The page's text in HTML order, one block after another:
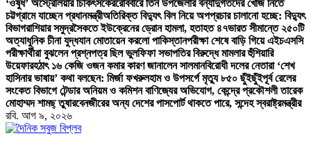
‘ওষুধ’ অস্ট্রেলিয়ার চিকিৎসকেররোববারে তিন উপজেলার বন্যাদুর্গতদের খোঁজ নিতে
চট্টগ্রামে যাচ্ছেন প্রধানমন্ত্রীঅতিরিক্ত বিদ্যুৎ বিল নিয়ে অপপ্রচার চালানো হচ্ছে: বিদ্যুৎ
বিভাগরাশিয়ার সমুদ্রসৈকতে ইউক্রেনের ড্রোন হামলা, হতাহত ৪৭ভারত সীমান্তে ২৫০টি
অত্যাধুনিক চীনা যুদ্ধযান মোতায়েন করলো পাকিস্তানপরীক্ষা শেষে বাড়ি গিয়ে এইচএসসি
পরীক্ষার্থীরা বুঝলেন প্রশ্নপত্র ছিল ভুলফিফা সভাপতির বিরুদ্ধে মামলার হুঁশিয়ারি
উয়েফারহঠাৎ ১৬ কেজি ওজন কমার কারণ জানালেন সালমানবিরোধী দলের নেতারা ‘শেখ
হাসিনার ভাষায়’ কথা বলছেন: মির্জা ফখরুলহাম ও উপসর্গে মৃত্যু ৮৫০ ছুঁইছুঁইপূর্ব রেলের
সংকেত বিভাগে টেন্ডার অনিয়ম ও কমিশন বাণিজ্যের অভিযোগ, কেন্দ্রে প্রকৌশলী তারেক
মোহাম্মদ শামছ্ তুষারবেনজীরের অন্য দেশের পাসপোর্ট থাকতে পারে, সন্দেহ স্বরাষ্ট্রমন্ত্রীর
রবি. আগ ৯, ২০২৬